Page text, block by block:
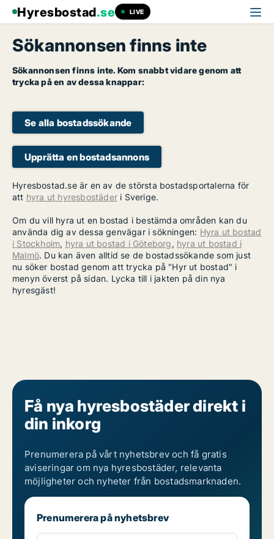
Hyresbostad.se LIVE
Sökannonsen finns inte
Sökannonsen finns inte. Kom snabbt vidare genom att
trycka på en av dessa knappar:
Se alla bostadssökande
Upprätta en bostadsannons
Hyresbostad.se är en av de största bostadsportalerna för
att hyra ut hyresbostäder i Sverige.
Om du vill hyra ut en bostad i bestämda områden kan du
använda dig av dessa genvägar i sökningen: Hyra ut bostad
i Stockholm, hyra ut bostad i Göteborg, hyra ut bostad i
Malmö. Du kan även alltid se de bostadssökande som just
nu söker bostad genom att trycka på "Hyr ut bostad" i
menyn överst på sidan. Lycka till i jakten på din nya
hyresgäst!
Få nya hyresbostäder direkt i
din inkorg
Prenumerera på vårt nyhetsbrev och få gratis
aviseringar om nya hyresbostäder, relevanta
möjligheter och nyheter från bostadsmarknaden.
Prenumerera på nyhetsbrev